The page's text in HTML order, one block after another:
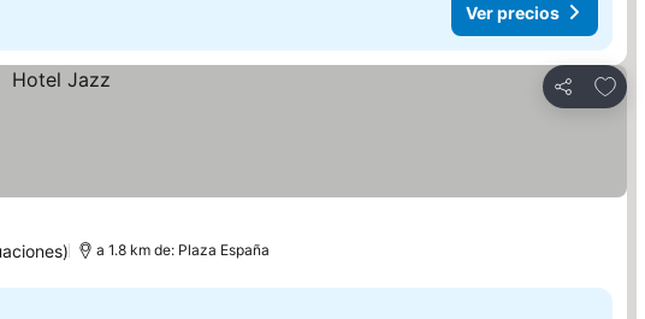
Ver precios
Compartir
a 1.8 km de: Plaza España